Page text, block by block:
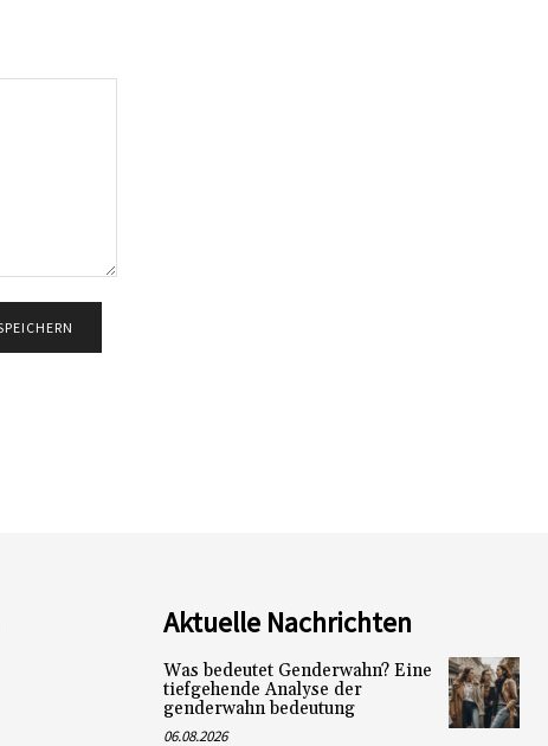
Aktuelle Nachrichten
Was bedeutet Genderwahn? Eine
tiefgehende Analyse der
genderwahn bedeutung
06.08.2026